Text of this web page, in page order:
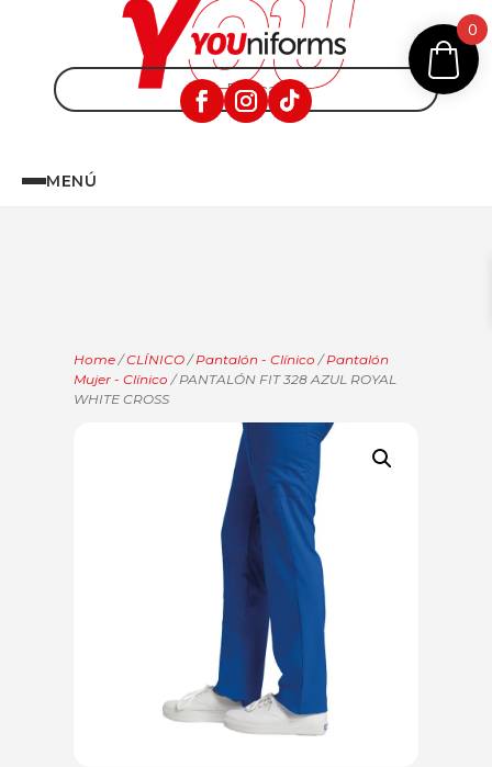
MENÚ
Home /CLÍNICO /Pantalón - Clínico /Pantalón
Mujer - Clínico / PANTALÓN FIT 328 AZUL ROYAL
WHITE CROSS
0